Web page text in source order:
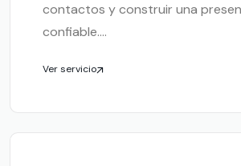
contactos y construir una
confiable....
Ver servicio